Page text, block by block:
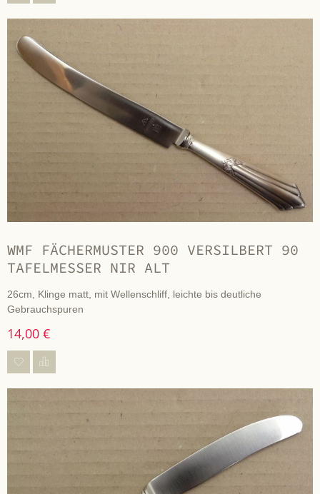
WMF FÄCHERMUSTER 900 VERSILBERT 90
TAFELMESSER NIR ALT
26cm, Klinge matt, mit Wellenschliff, leichte bis deutliche
Gebrauchspuren
14,00 €